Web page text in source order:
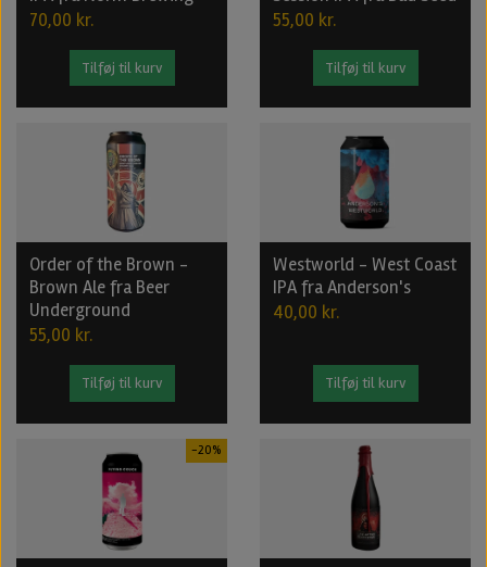
70,00 kr.
Tilføj til kurv
55,00 kr.
Tilføj til kurv
Order of the Brown -
Brown Ale fra Beer
Underground
55,00 kr.
Tilføj til kurv
Westworld - West Coast
IPA fra Anderson's
40,00 kr.
Tilføj til kurv
-20%